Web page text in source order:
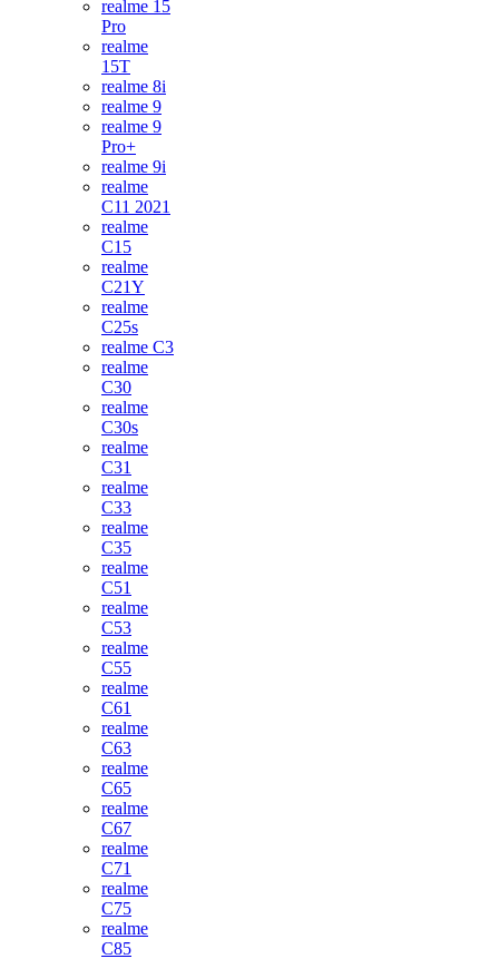
realme 15
Pro
realme
15T
realme 8i
realme 9
realme 9
Pro+
realme 9i
realme
C11 2021
realme
C15
realme
C21Y
realme
C25s
realme C3
realme
C30
realme
C30s
realme
C31
realme
C33
realme
C35
realme
C51
realme
C53
realme
C55
realme
C61
realme
C63
realme
C65
realme
C67
realme
C71
realme
C75
realme
C85